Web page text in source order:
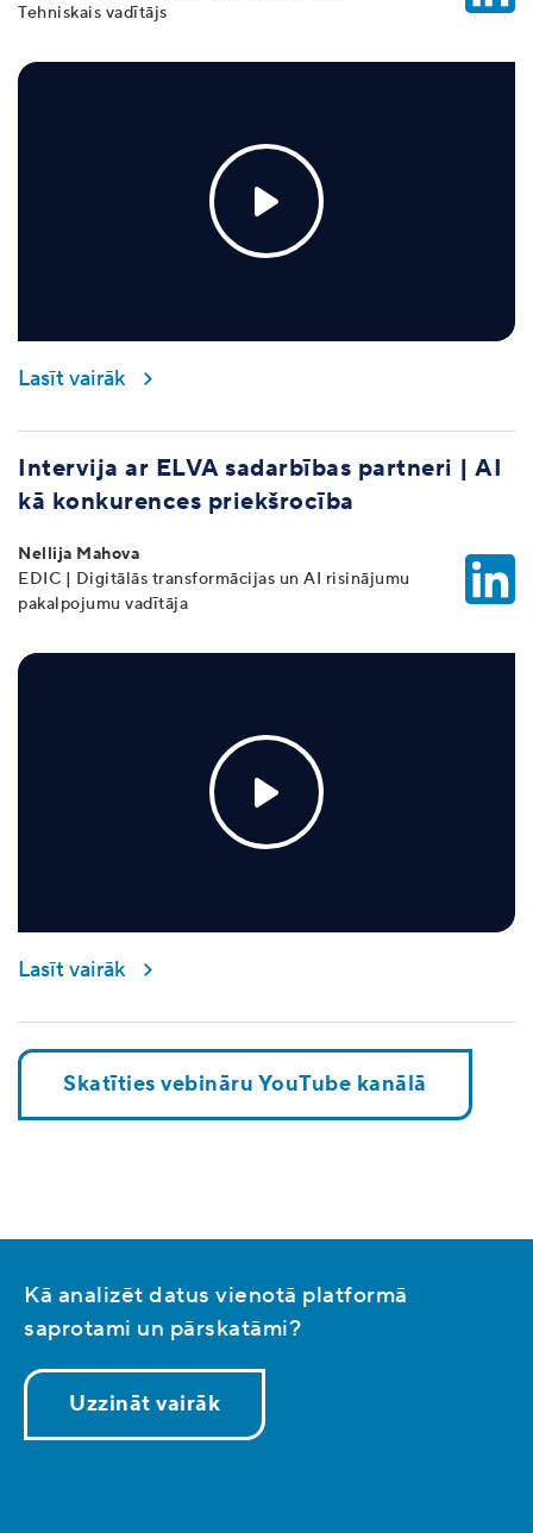
Tehniskais vadītājs
Lasīt vairāk
Intervija ar ELVA sadarbības partneri | AI
kā konkurences priekšrocība
Nellija Mahova
EDIC | Digitālās transformācijas un AI risinājumu
pakalpojumu vadītāja
Lasīt vairāk
Skatīties vebināru YouTube kanālā
Kā analizēt datus vienotā platformā
saprotami un pārskatāmi?
Uzzināt vairāk